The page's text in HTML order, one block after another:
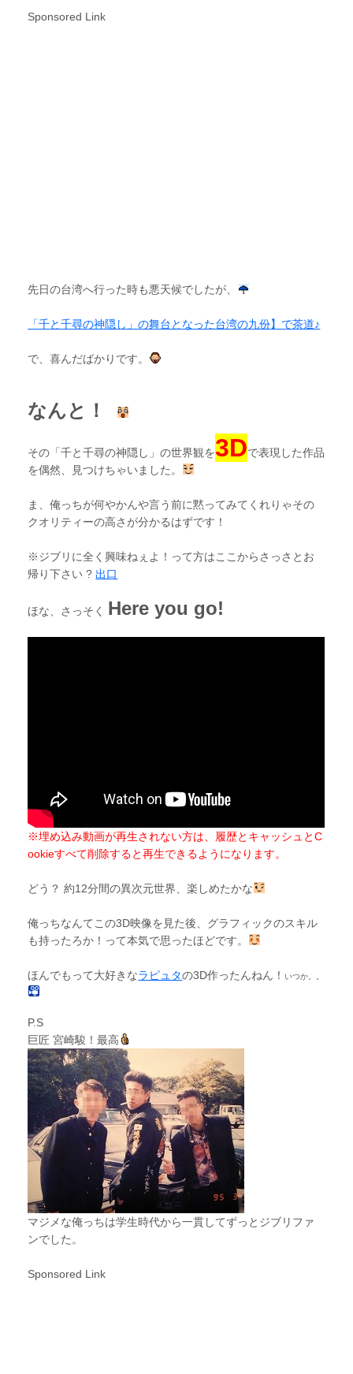
Sponsored Link
先日の台湾へ行った時も悪天候でしたが、
「千と千尋の神隠し」の舞台となった台湾の九份】で茶道♪
で、喜んだばかりです。
なんと！
その「千と千尋の神隠し」の世界観を3Dで表現した作品
を偶然、見つけちゃいました。
ま、俺っちが何やかんや言う前に黙ってみてくれりゃその
クオリティーの高さが分かるはずです！
※ジブリに全く興味ねぇよ！って方はここからさっさとお
帰り下さい ?出口
ほな、さっそく Here you go!
※埋め込み動画が再生されない方は、履歴とキャッシュとC
ookieすべて削除すると再生できるようになります。
どう？ 約12分間の異次元世界、楽しめたかな
俺っちなんてこの3D映像を見た後、グラフィックのスキル
も持ったろか！って本気で思ったほどです。
ほんでもって大好きなラピュタの3D作ったんねん！ いつか。。
P.S
巨匠 宮崎駿！最高
マジメな俺っちは学生時代から一貫してずっとジブリファ
ンでした。
Sponsored Link